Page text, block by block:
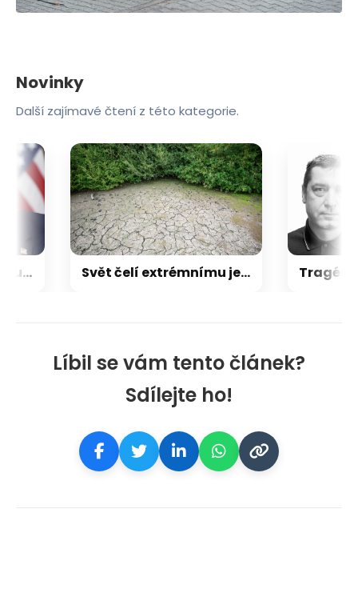
Líbil se vám tento článek?
Sdílejte ho!
Novinky
Další zajímavé čtení z této kategorie.
Svět čelí extrémnímu jevu El Niño. Už brzy může hladovět 50 milionů lidí, varují odborníci